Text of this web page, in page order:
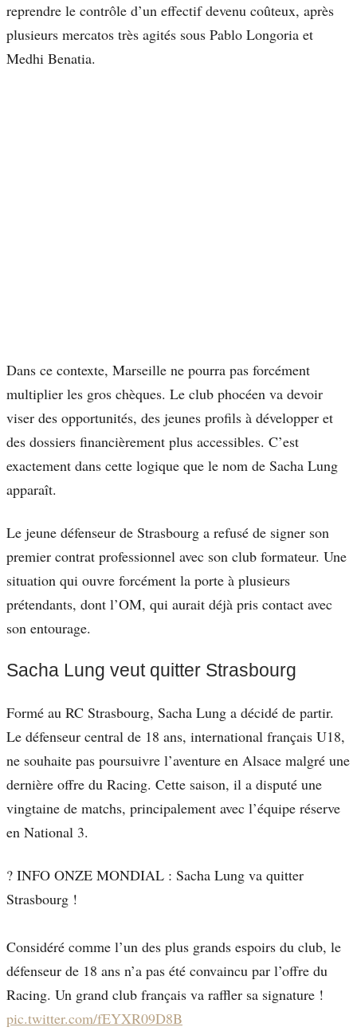
reprendre le contrôle d’un effectif devenu coûteux, après
plusieurs mercatos très agités sous Pablo Longoria et
Medhi Benatia.
Dans ce contexte, Marseille ne pourra pas forcément
multiplier les gros chèques. Le club phocéen va devoir
viser des opportunités, des jeunes profils à développer et
des dossiers financièrement plus accessibles. C’est
exactement dans cette logique que le nom de Sacha Lung
apparaît.
Le jeune défenseur de Strasbourg a refusé de signer son
premier contrat professionnel avec son club formateur. Une
situation qui ouvre forcément la porte à plusieurs
prétendants, dont l’OM, qui aurait déjà pris contact avec
son entourage.
Sacha Lung veut quitter Strasbourg
Formé au RC Strasbourg, Sacha Lung a décidé de partir.
Le défenseur central de 18 ans, international français U18,
ne souhaite pas poursuivre l’aventure en Alsace malgré une
dernière offre du Racing. Cette saison, il a disputé une
vingtaine de matchs, principalement avec l’équipe réserve
en National 3.
? INFO ONZE MONDIAL : Sacha Lung va quitter
Strasbourg !
Considéré comme l’un des plus grands espoirs du club, le
défenseur de 18 ans n’a pas été convaincu par l’offre du
Racing. Un grand club français va raffler sa signature !
pic.twitter.com/fEYXR09D8B